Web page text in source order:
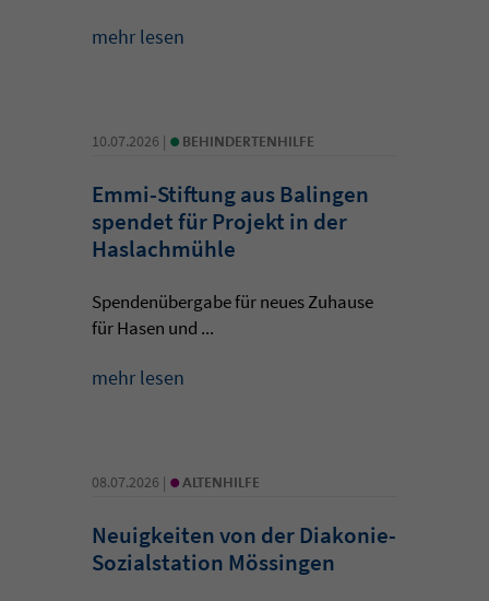
mehr lesen
10.07.2026 | • BEHINDERTENHILFE
Emmi-Stiftung aus Balingen
spendet für Projekt in der
Haslachmühle
Spendenübergabe für neues Zuhause
für Hasen und ...
mehr lesen
08.07.2026 | • ALTENHILFE
Neuigkeiten von der Diakonie-
Sozialstation Mössingen